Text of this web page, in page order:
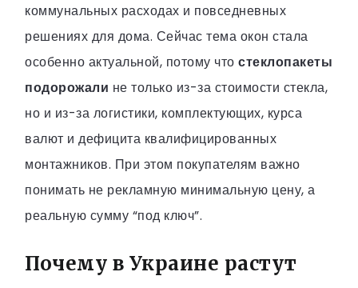
коммунальных расходах и повседневных
решениях для дома. Сейчас тема окон стала
особенно актуальной, потому что стеклопакеты
подорожали не только из-за стоимости стекла,
но и из-за логистики, комплектующих, курса
валют и дефицита квалифицированных
монтажников. При этом покупателям важно
понимать не рекламную минимальную цену, а
реальную сумму “под ключ”.
Почему в Украине растут